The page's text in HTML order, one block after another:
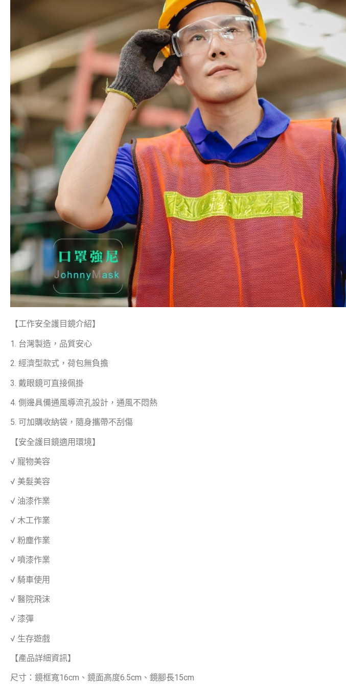
【工作安全護目鏡介紹】
1. 台灣製造，品質安心
2. 經濟型款式，荷包無負擔
3. 戴眼鏡可直接佩掛
4. 側邊具備通風導流孔設計，通風不悶熱
5. 可加購收納袋，隨身攜帶不刮傷
【安全護目鏡適用環境】
√ 寵物美容
√ 美髮美容
√ 油漆作業
√ 木工作業
√ 粉塵作業
√ 噴漆作業
√ 騎車使用
√ 醫院飛沫
√ 漆彈
√ 生存遊戲
【產品詳細資訊】
尺寸：鏡框寬16cm、鏡面高度6.5cm、鏡腳長15cm